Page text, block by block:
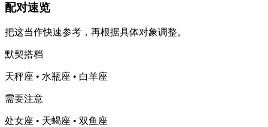
配对速览
把这当作快速参考，再根据具体对象调整。
默契搭档
天秤座 • 水瓶座 • 白羊座
需要注意
处女座 • 天蝎座 • 双鱼座